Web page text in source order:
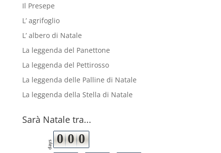
Il Presepe
L’ agrifoglio
L’ albero di Natale
La leggenda del Panettone
La leggenda del Pettirosso
La leggenda delle Palline di Natale
La leggenda della Stella di Natale
Sarà Natale tra...
days 0 0 0